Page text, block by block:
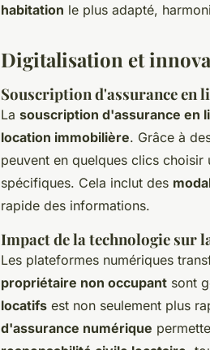
habitation le plus adapté,
Digitalisation et
Souscription d'assurance en
La souscription d'assurance en
location immobilière. Grâce à
peuvent en quelques clics choisir
spécifiques. Cela inclut des
rapide des informations.
Impact de la technologie sur
Les plateformes numériques
propriétaire non occupant sont
locatifs est non seulement plus
d'assurance numérique